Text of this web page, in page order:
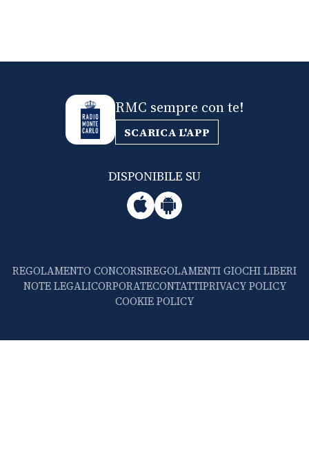
RMC sempre con te!
SCARICA L'APP
DISPONIBILE SU
REGOLAMENTO CONCORSIREGOLAMENTI GIOCHI LIBERI
NOTE LEGALICORPORATECONTATTIPRIVACY POLICY
COOKIE POLICY